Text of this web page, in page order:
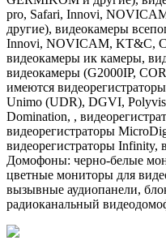
pro, Safari, Innovi,
другие), видеокамеры
Innovi, NOVICAM, KT&C,
видеокамеры ик камеры,
видеокамеры (G2000IP,
имеются
Unimo (UDR), DGVI,
Domination, ,
видеорегистраторы
видеорегистраторы Infinity,
Домофоны: черно-белые
цветные мониторы для
вызывные аудиопанели,
радиоканальный